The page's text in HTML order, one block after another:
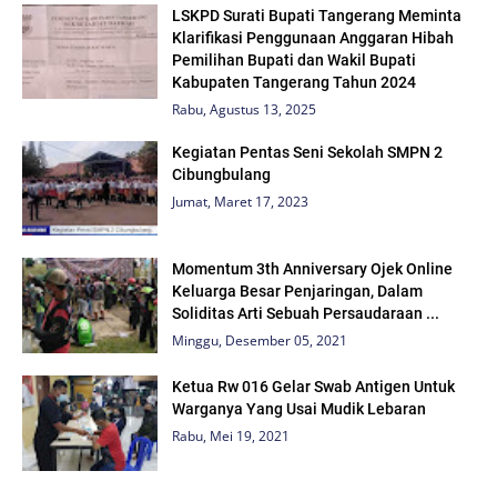
LSKPD Surati Bupati Tangerang Meminta
Klarifikasi Penggunaan Anggaran Hibah
Pemilihan Bupati dan Wakil Bupati
Kabupaten Tangerang Tahun 2024
Rabu, Agustus 13, 2025
Kegiatan Pentas Seni Sekolah SMPN 2
Cibungbulang
Jumat, Maret 17, 2023
Momentum 3th Anniversary Ojek Online
Keluarga Besar Penjaringan, Dalam
Soliditas Arti Sebuah Persaudaraan ...
Minggu, Desember 05, 2021
Ketua Rw 016 Gelar Swab Antigen Untuk
Warganya Yang Usai Mudik Lebaran
Rabu, Mei 19, 2021